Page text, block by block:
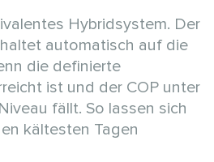
Hybridsystem. Der
automatisch auf die
die definierte
ist und der COP unter
fällt. So lassen sich
kältesten Tagen